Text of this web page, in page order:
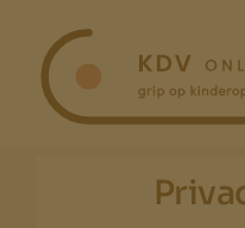
inhoud